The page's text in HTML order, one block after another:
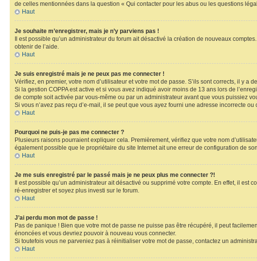
de celles mentionnées dans la question « Qui contacter pour les abus ou les questions
Haut
Je souhaite m’enregistrer, mais je n’y parviens pas !
Il est possible qu’un administrateur du forum ait désactivé la création de nouveaux
obtenir de l’aide.
Haut
Je suis enregistré mais je ne peux pas me connecter !
Vérifiez, en premier, votre nom d’utilisateur et votre mot de passe. S’ils sont corrects, il y a
Si la gestion COPPA est active et si vous avez indiqué avoir moins de 13 ans lors de
de compte soit activée par vous-même ou par un administrateur avant que vous puissiez
Si vous n’avez pas reçu d’e-mail, il se peut que vous ayez fourni une adresse incorrecte
Haut
Pourquoi ne puis-je pas me connecter ?
Plusieurs raisons pourraient expliquer cela. Premièrement, vérifiez que votre nom
également possible que le propriétaire du site Internet ait une erreur de configuration de
Haut
Je me suis enregistré par le passé mais je ne peux plus me connecter ?!
Il est possible qu’un administrateur ait désactivé ou supprimé votre compte. En effet, il
ré-enregistrer et soyez plus investi sur le forum.
Haut
J’ai perdu mon mot de passe !
Pas de panique ! Bien que votre mot de passe ne puisse pas être récupéré, il peut
énoncées et vous devriez pouvoir à nouveau vous connecter.
Si toutefois vous ne parveniez pas à réinitialiser votre mot de passe, contactez un
Haut